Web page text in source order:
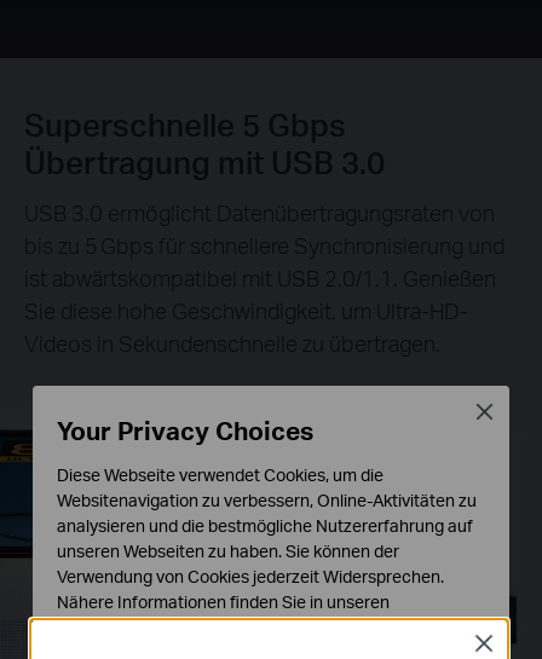
Superschnelle 5 Gbps
Übertragung mit USB 3.0
USB 3.0 ermöglicht Datenübertragungsraten von
bis zu 5 Gbps für schnellere Synchronisierung und
ist abwärtskompatibel mit USB 2.0/1.1. Genießen
Sie diese hohe Geschwindigkeit, um Ultra-HD-
Videos in Sekundenschnelle zu übertragen.
Close
Your Privacy Choices
Diese Webseite verwendet Cookies, um die
Websitenavigation zu verbessern, Online-Aktivitäten zu
analysieren und die bestmögliche Nutzererfahrung auf
unseren Webseiten zu haben. Sie können der
Verwendung von Cookies jederzeit Widersprechen.
Nähere Informationen finden Sie in unseren
Datenschutzhinweisen.
Close